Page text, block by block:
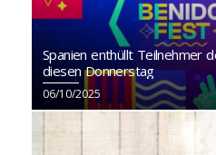
Spanien enthüllt Teilnehmer
diesen Donnerstag
06/10/2025